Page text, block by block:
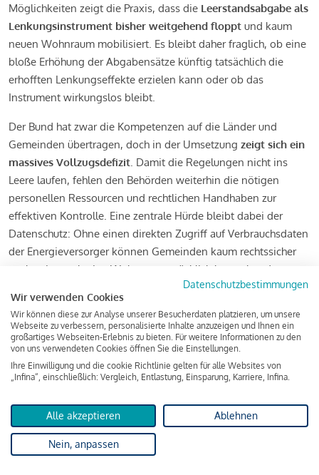
Möglichkeiten zeigt die Praxis, dass die Leerstandsabgabe als
Lenkungsinstrument bisher weitgehend floppt und kaum
neuen Wohnraum mobilisiert. Es bleibt daher fraglich, ob eine
bloße Erhöhung der Abgabensätze künftig tatsächlich die
erhofften Lenkungseffekte erzielen kann oder ob das
Instrument wirkungslos bleibt.
Der Bund hat zwar die Kompetenzen auf die Länder und
Gemeinden übertragen, doch in der Umsetzung zeigt sich ein
massives Vollzugsdefizit . Damit die Regelungen nicht ins
Leere laufen, fehlen den Behörden weiterhin die nötigen
personellen Ressourcen und rechtlichen Handhaben zur
effektiven Kontrolle. Eine zentrale Hürde bleibt dabei der
Datenschutz: Ohne einen direkten Zugriff auf Verbrauchsdaten
der Energieversorger können Gemeinden kaum rechtssicher
nachweisen, ob eine Wohnung tatsächlich leersteht oder
FAQs zur Leerstandsabgabe
sie eingeführt?
Wie wird der Leerstand einer Immobilie in
Datenschutzbestimmungen
Wir verwenden Cookies
Wir können diese zur Analyse unserer Besucherdaten platzieren, um unsere
Webseite zu verbessern, personalisierte Inhalte anzuzeigen und Ihnen ein
großartiges Webseiten-Erlebnis zu bieten. Für weitere Informationen zu den
von uns verwendeten Cookies öffnen Sie die Einstellungen.
Ihre Einwilligung und die cookie Richtlinie gelten für alle Websites von
„Infina“, einschließlich: Vergleich, Entlastung, Einsparung, Karriere, Infina.
Alle akzeptieren Ablehnen
Nein, anpassen